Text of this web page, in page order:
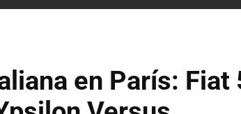
en París: Fiat